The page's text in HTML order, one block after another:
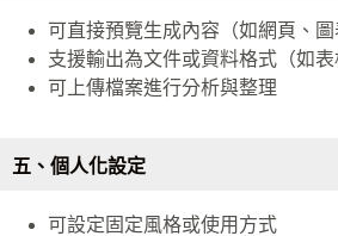
可直接預覽生成內容（如網頁、圖
支援輸出為文件或資料格式（如表
可上傳檔案進行分析與整理
五、個人化設定
可設定固定風格或使用方式